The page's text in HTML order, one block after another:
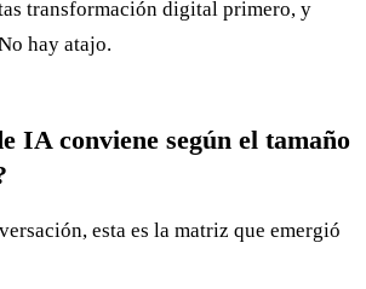
transformación digital primero, y
hay atajo.
IA conviene según el tamaño
esta es la matriz que emergió